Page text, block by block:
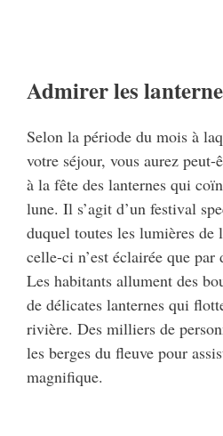
Admirer les
Selon la période du mois à
votre séjour, vous aurez peut-
à la fête des lanternes qui
lune. Il s’agit d’un festival
duquel toutes les lumières
celle-ci n’est éclairée que par
Les habitants allument des
de délicates lanternes qui
rivière. Des milliers de
les berges du fleuve pour
magnifique.